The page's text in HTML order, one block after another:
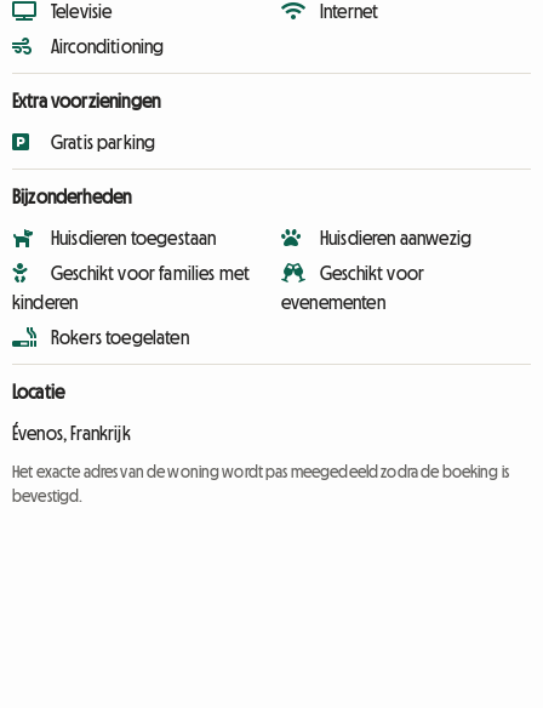
Televisie
Airconditioning
Internet
Extra voorzieningen
Gratis parking
Bijzonderheden
Huisdieren toegestaan
Geschikt voor families met
kinderen
Rokers toegelaten
Huisdieren aanwezig
Geschikt voor
evenementen
Locatie
Évenos, Frankrijk
Het exacte adres van de woning wordt pas meegedeeld zodra de boeking is
bevestigd.